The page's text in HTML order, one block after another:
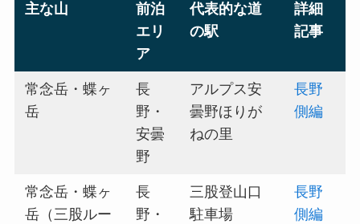
主な山
前泊
エリ
ア
代表的な道
の駅
詳細
記事
常念岳・蝶ヶ
岳
長
野・
安曇
野
アルプス安
曇野ほりが
ねの里
長野
側編
常念岳・蝶ヶ
岳（三股ルー
長
野・
三股登山口
駐車場
長野
側編